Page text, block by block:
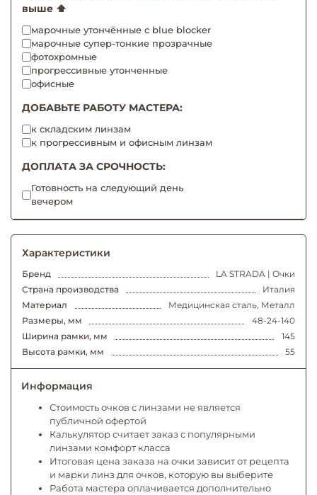
выше ⬆️
марочные утончённые с blue blocker
марочные супер-тонкие прозрачные
фотохромные
прогрессивные утонченные
офисные
ДОБАВЬТЕ РАБОТУ МАСТЕРА:
к складским линзам
к прогрессивным и офисным линзам
ДОПЛАТА ЗА СРОЧНОСТЬ:
Готовность на следующий день
вечером
Характеристики
Бренд
LA STRADA | Очки
Страна производства
Италия
Материал
Медицинская сталь, Металл
Размеры, мм
48-24-140
Ширина рамки, мм
145
Высота рамки, мм
55
Информация
Стоимость очков с линзами не является
публичной офертой
Калькулятор считает заказ с популярными
линзами комфорт класса
Итоговая цена заказа на очки зависит от рецепта
и марки линз для очков, которую вы выберите
Работа мастера оплачивается дополнительно